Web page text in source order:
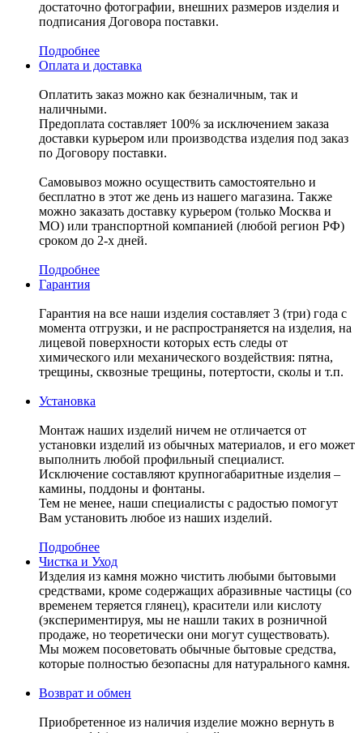
достаточно фотографии, внешних размеров изделия и
подписания Договора поставки.
Подробнее
Оплата и доставка
Оплатить заказ можно как безналичным, так и
наличными.
Предоплата составляет 100% за исключением заказа
доставки курьером или производства изделия под заказ
по Договору поставки.
Самовывоз можно осуществить самостоятельно и
бесплатно в этот же день из нашего магазина. Также
можно заказать доставку курьером (только Москва и
МО) или транспортной компанией (любой регион РФ)
сроком до 2-х дней.
Подробнее
Гарантия
Гарантия на все наши изделия составляет 3 (три) года с
момента отгрузки, и не распространяется на изделия, на
лицевой поверхности которых есть следы от
химического или механического воздействия: пятна,
трещины, сквозные трещины, потертости, сколы и т.п.
Установка
Монтаж наших изделий ничем не отличается от
установки изделий из обычных материалов, и его может
выполнить любой профильный специалист.
Исключение составляют крупногабаритные изделия –
камины, поддоны и фонтаны.
Тем не менее, наши специалисты с радостью помогут
Вам установить любое из наших изделий.
Подробнее
Чистка и Уход
Изделия из камня можно чистить любыми бытовыми
средствами, кроме содержащих абразивные частицы (со
временем теряется глянец), красители или кислоту
(экспериментируя, мы не нашли таких в розничной
продаже, но теоретически они могут существовать).
Мы можем посоветовать обычные бытовые средства,
которые полностью безопасны для натурального камня.
Возврат и обмен
Приобретенное из наличия изделие можно вернуть в